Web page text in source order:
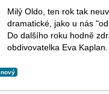
Milý Oldo, ten rok tak
dramatické, jako u nás
Do dalšího roku hodně
obdivovatelka Eva Kaplan.
nový